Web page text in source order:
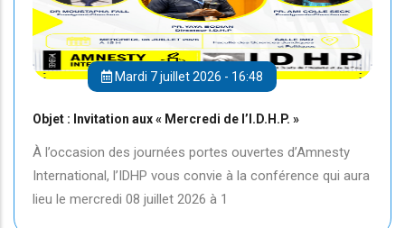
Mardi 7 juillet 2026 - 16:48
Objet : Invitation aux « Mercredi de l’I.D.H.P. »
À l’occasion des journées portes ouvertes d’Amnesty
International, l’IDHP vous convie à la conférence qui aura
lieu le mercredi 08 juillet 2026 à 1